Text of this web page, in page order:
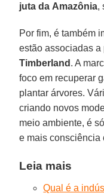
juta da Amazônia,
Por fim, é também
estão associadas a
Timberland . A
foco em recuperar
plantar árvores.
criando novos
meio ambiente, é
e mais consciência
Leia mais
Qual é a